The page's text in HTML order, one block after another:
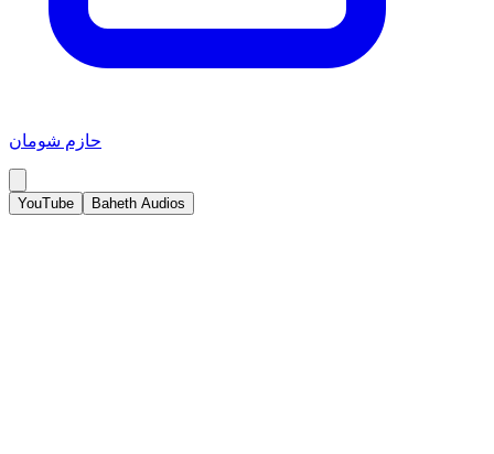
حازم شومان
YouTube Baheth Audios